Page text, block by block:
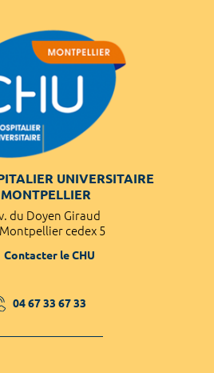
UNIVERSITAIRE
du Doyen Giraud
cedex 5
Contacter le CHU
04 67 33 67 33